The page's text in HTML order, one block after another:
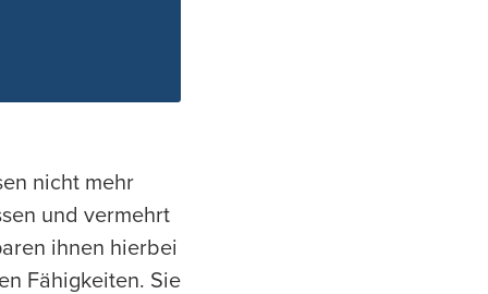
nicht mehr
und vermehrt
ihnen hierbei
Fähigkeiten. Sie